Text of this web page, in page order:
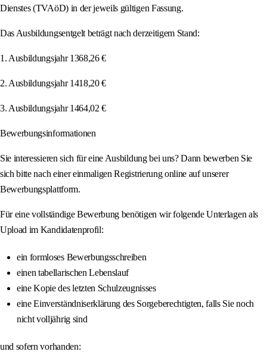
Dienstes (TVAöD) in der jeweils gültigen Fassung.
Das Ausbildungsentgelt beträgt nach derzeitigem Stand:
1. Ausbildungsjahr 1368,26 €
2. Ausbildungsjahr 1418,20 €
3. Ausbildungsjahr 1464,02 €
Bewerbungsinformationen
Sie interessieren sich für eine Ausbildung bei uns? Dann bewerben Sie
sich bitte nach einer einmaligen Registrierung online auf unserer
Bewerbungsplattform.
Für eine vollständige Bewerbung benötigen wir folgende Unterlagen als
Upload im Kandidatenprofil:
ein formloses Bewerbungsschreiben
einen tabellarischen Lebenslauf
eine Kopie des letzten Schulzeugnisses
eine Einverständniserklärung des Sorgeberechtigten, falls Sie noch
nicht volljährig sind
und sofern vorhanden: